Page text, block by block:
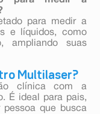
para medir a
e líquidos, como
ampliando suas
Multilaser?
clínica com a
É ideal para pais,
pessoa que busca